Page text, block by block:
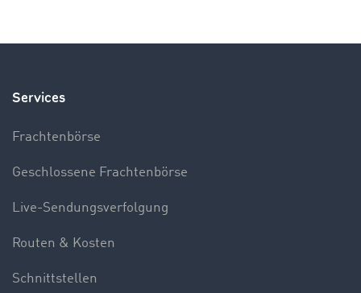
Services
Frachtenbörse
Geschlossene Frachtenbörse
Live-Sendungsverfolgung
Routen & Kosten
Schnittstellen